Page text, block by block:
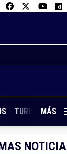
TURISMO CON
MÁS